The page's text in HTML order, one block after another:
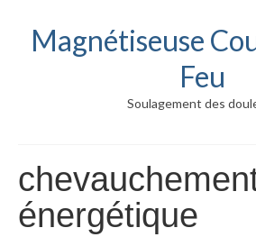
Magnétiseuse
Feu
Soulagement des
énergétique